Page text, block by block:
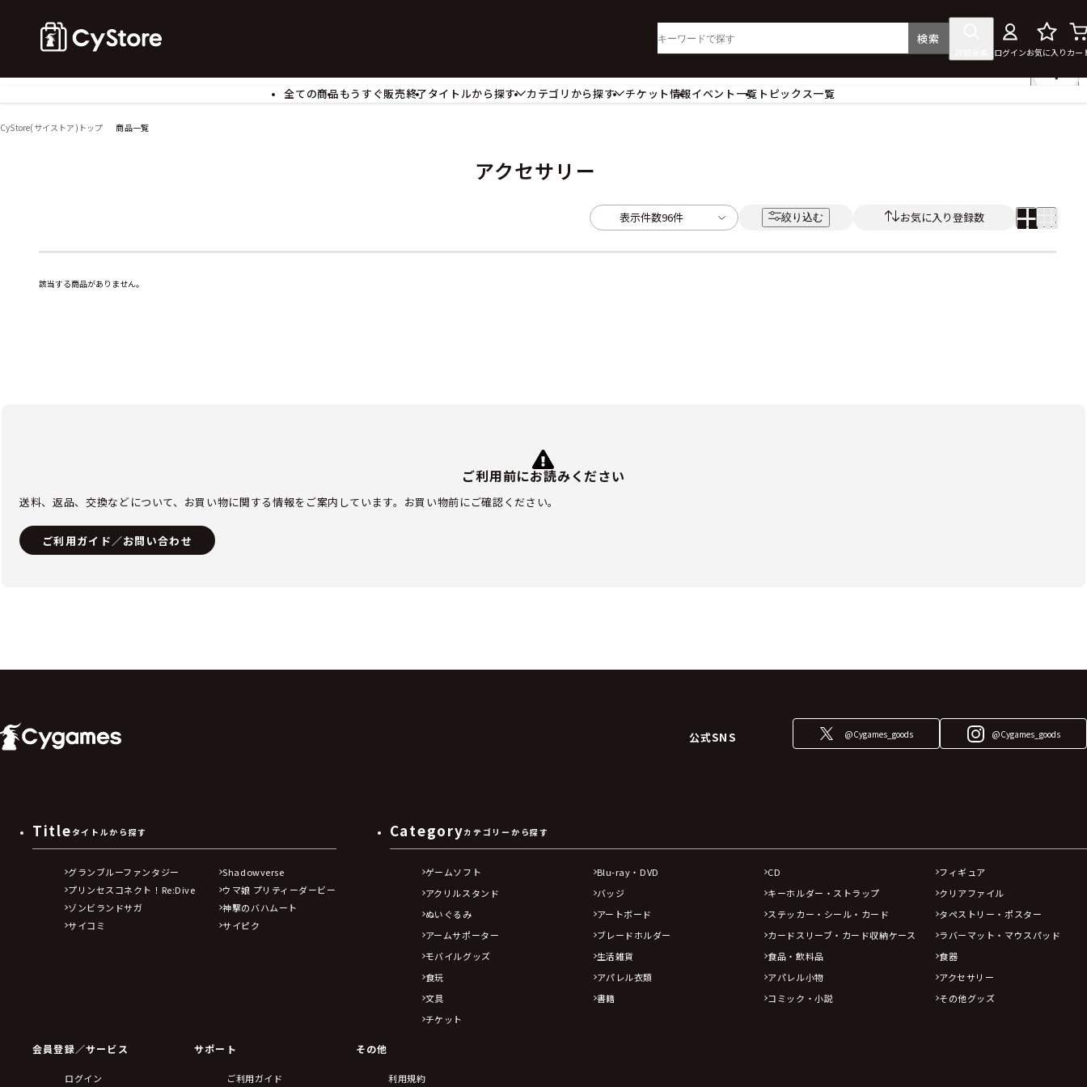
検索
ログインお気に入り カー
全ての商品もうすぐ販売終了タイトルから探す
カテゴリから探す
アクリルスタンド
カードスリーブ・カード収納ケース
アパレル小物
アクセサリー
チケット情報イベント一覧 トピックス一覧
CyStore(サイストア)トップ 商品一覧
アクセサリー
表示件数96件 絞り込む お気に入り登録数
該当する商品がありません。
ご利用前にお読みください
送料、返品、交換などについて、お買い物に関する情報をご案内しています。お買い物前にご確認ください。
ご利用ガイド／お問い合わせ
公式SNS @Cygames_goods @Cygames_goods
Title タイトルから探す
グランブルーファンタジー
Shadowverse
プリンセスコネクト！Re:Dive
ウマ娘 プリティーダービー
ゾンビランドサガ
神撃のバハムート
サイコミ
サイピク
Categoryカテゴリーから探す
ゲームソフト Blu-ray・DVD CD
フィギュア
アクリルスタンド
バッジ キーホルダー・ストラップ
クリアファイル
ぬいぐるみ
アートボード ステッカー・シール・カード
タペストリー・ポスター
アームサポーター
ブレードホルダー カードスリーブ・カード収納ケース
ラバーマット・マウスパッド
モバイルグッズ
生活雑貨 食品・飲料品
食器
食玩
アパレル衣類 アパレル小物
アクセサリー
文具
書籍 コミック・小説
その他グッズ
チケット
会員登録／サービス
ログイン
サポート
ご利用ガイド
その他
利用規約